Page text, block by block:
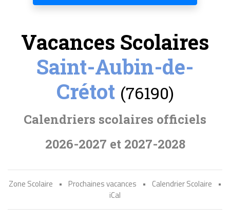
Vacances Scolaires
Saint-Aubin-de-
Crétot (76190)
Calendriers scolaires officiels
2026-2027 et 2027-2028
Zone Scolaire • Prochaines vacances • Calendrier Scolaire
•
iCal